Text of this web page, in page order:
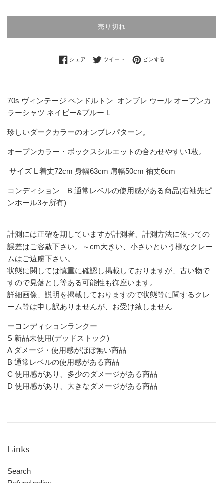
売り切れ
シェア Facebookでシェアする
ツイート Twitterに投稿する
ピンする
70s ヴィンテージ ペンドルトン オンブレ ウール オープンカ
ラーシャツ ネイビー&ブルー L
珍しいダークカラーのオンブレパターン。
オープンカラー・ボックスシルエットの合わせやすい1枚。
サイズ L 着丈72cm 身幅63cm 肩幅50cm 袖丈6cm
コンディション B 通常レベルの使用感がある商品(右袖先ピ
ンホール3ヶ所有)
計測には正確を期していますが計測者、計測方法に依っての
誤差はご容赦下さい。～cm大きい、小さいという様なクレー
ムはご遠慮下さい。
状態に関しては慎重に確認し掲載しておりますが、古い物で
すので見落とし等ある可能性も御座います。
詳細画像、説明を掲載しておりますので状態等に関するクレ
ーム等は申し訳ありませんが、お受け致しません
ーコンディションランクー
S 新品未使用(デッドストック)
A ダメージ・使用感がほぼ無い商品
B 通常レベルの使用感がある商品
C 使用感があり、多少のダメージがある商品
D 使用感があり、大きなダメージがある商品
Links
Search